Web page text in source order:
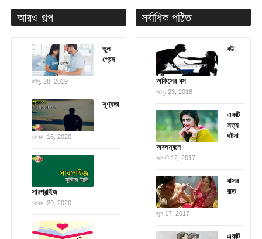
আরও গল্প
ভুল
প্রেম
জানু. 28, 2019
শূণ্যতা
ফেব্রু. 16, 2020
সারপ্রাইজ
ফেব্রু. 29, 2020
সর্বাধিক পঠিত
বউ
অফিসের বস
জানু. 23, 2018
একটি
সত্য
ঘটনা
অবলম্বনে
আগস্ট 12, 2017
বাসর
রাত
জুন 17, 2017
একটি